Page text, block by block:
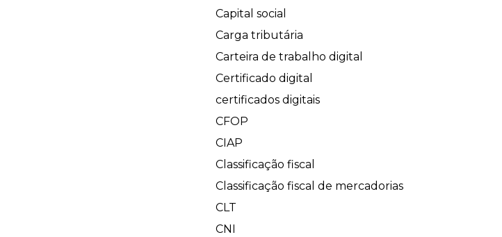
Capital social
Carga tributária
Carteira de trabalho digital
Certificado digital
certificados digitais
CFOP
CIAP
Classificação fiscal
Classificação fiscal de mercadorias
CLT
CNI